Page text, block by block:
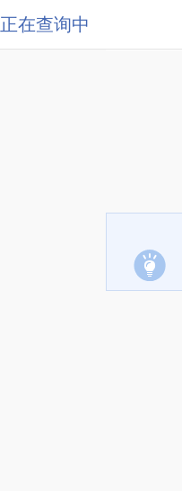
正在查询中